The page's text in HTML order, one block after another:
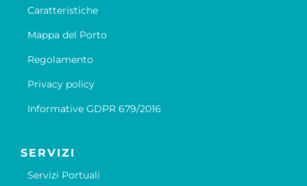
Caratteristiche
Mappa del Porto
Regolamento
Privacy policy
Informative GDPR 679/2016
SERVIZI
Servizi Portuali